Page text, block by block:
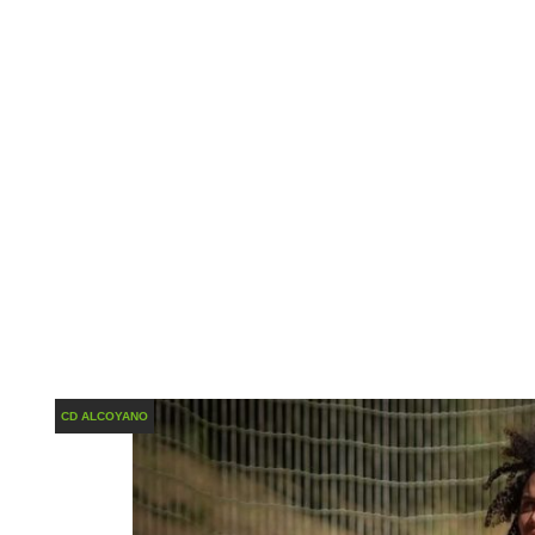
CD ALCOYANO